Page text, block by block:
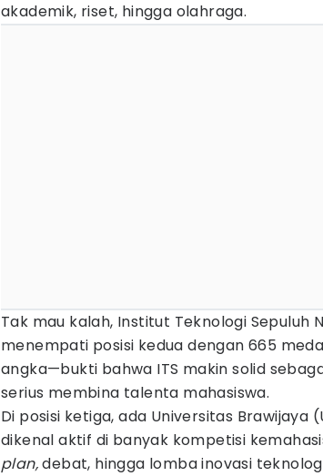
akademik, riset, hingga olahraga.
Tak mau kalah, Institut Teknologi Sepuluh
menempati posisi kedua dengan 665
angka—bukti bahwa ITS makin solid
serius membina talenta mahasiswa.
Di posisi ketiga, ada Universitas Brawijaya
dikenal aktif di banyak kompetisi
plan,debat, hingga lomba inovasi